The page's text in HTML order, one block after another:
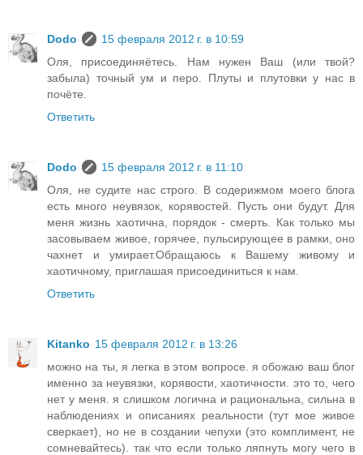
Dodo
15 февраля 2012 г. в 10:59
Оля, присоединяётесь. Нам нужен Ваш (или твой?
забыла) точный ум и перо. Плуты и плутовки у нас в
почёте.
Ответить
Dodo
15 февраля 2012 г. в 11:10
Оля, не судите нас строго. В содерижмом моего блога
есть много неувязок, корявостей. Пусть они будут. Для
меня жизнь хаотична, порядок - смерть. Как только мы
засовываем живое, горячее, пульсирующее в рамки, оно
чахнет и умирает.Обращаюсь к Вашему живому и
хаотичному, приглашая присоединиться к нам.
Ответить
Kitanko 15 февраля 2012 г. в 13:26
можно на ты, я легка в этом вопросе. я обожаю ваш блог
именно за неувязки, корявости, хаотичности. это то, чего
нет у меня. я слишком логична и рациональна, сильна в
наблюдениях и описаниях реальности (тут мое живое
сверкает), но не в создании чепухи (это комплимент, не
сомневайтесь). так что если только ляпнуть могу чего в